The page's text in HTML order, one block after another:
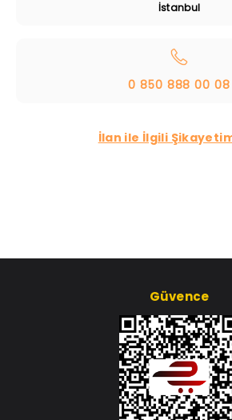
İstanbul
0 850 888 00 08
İlan ile İlgili
Güvence